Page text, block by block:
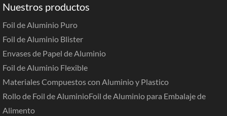
Nuestros productos
Foil de Aluminio Puro
Foil de Aluminio Blister
Envases de Papel de Aluminio
Foil de Aluminio Flexible
Materiales Compuestos con Aluminio y Plastico
Rollo de Foil de AluminioFoil de Aluminio para Embalaje de
Alimento